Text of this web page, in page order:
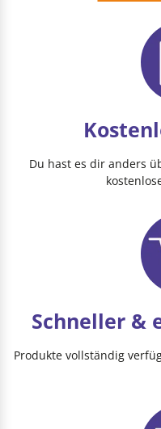
Du hast es dir anders
Schneller &
Produkte vollständig